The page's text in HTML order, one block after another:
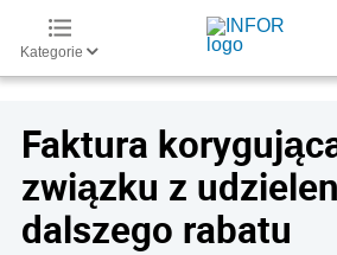
Kategorie
Faktura
związku z
dalszego rabatu